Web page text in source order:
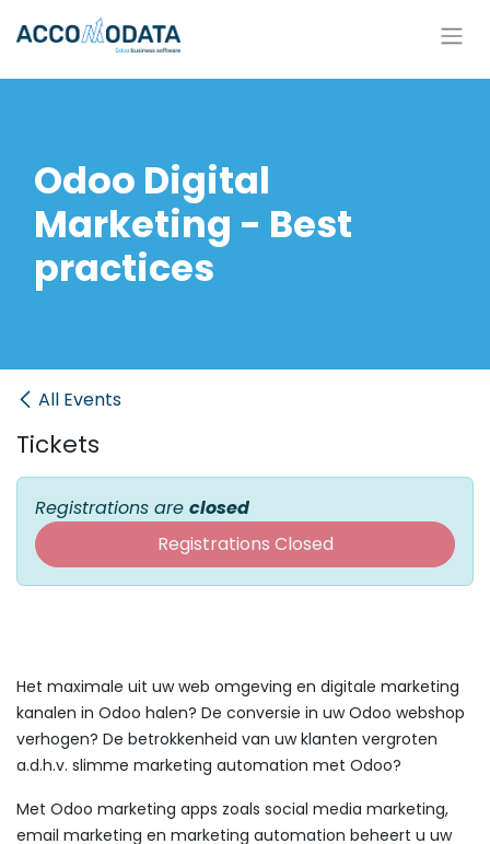
Skip to Content
Odoo Digital
Marketing - Best
practices
All Events
Tickets
Registrations are closed
Registrations Closed
Het maximale uit uw web omgeving en digitale marketing
kanalen in Odoo halen? De conversie in uw Odoo webshop
verhogen? De betrokkenheid van uw klanten vergroten
a.d.h.v. slimme marketing automation met Odoo?
Met Odoo marketing apps zoals social media marketing,
email marketing en marketing automation beheert u uw